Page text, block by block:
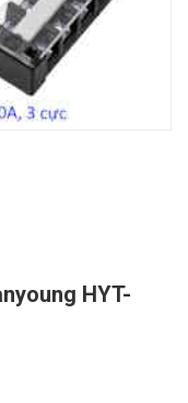
HYT-